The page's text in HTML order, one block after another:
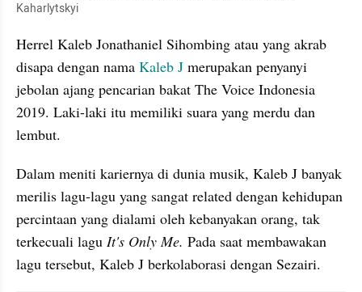
Kaharlytskyi
Herrel Kaleb Jonathaniel Sihombing atau yang akrab
disapa dengan nama Kaleb J merupakan penyanyi
jebolan ajang pencarian bakat The Voice Indonesia
2019. Laki-laki itu memiliki suara yang merdu dan
lembut.
Dalam meniti kariernya di dunia musik, Kaleb J banyak
merilis lagu-lagu yang sangat related dengan kehidupan
percintaan yang dialami oleh kebanyakan orang, tak
terkecuali lagu It's Only Me. Pada saat membawakan
lagu tersebut, Kaleb J berkolaborasi dengan Sezairi.